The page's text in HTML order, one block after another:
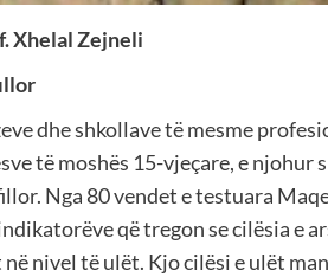
Xhelal Zejneli
dhe shkollave të mesme
të moshës 15-vjeçare, e
Nga 80 vendet e testuara
që tregon se cilësia e
nivel të ulët. Kjo cilësi e ulët